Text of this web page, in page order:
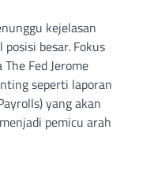
kejelasan
besar. Fokus
Fed Jerome
seperti laporan
yang akan
pemicu arah